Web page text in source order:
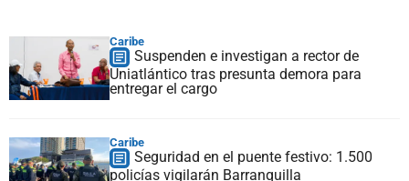
Caribe
Suspenden e investigan a rector de
Uniatlántico tras presunta demora para
entregar el cargo
Caribe
Seguridad en el puente festivo: 1.500
policías vigilarán Barranquilla